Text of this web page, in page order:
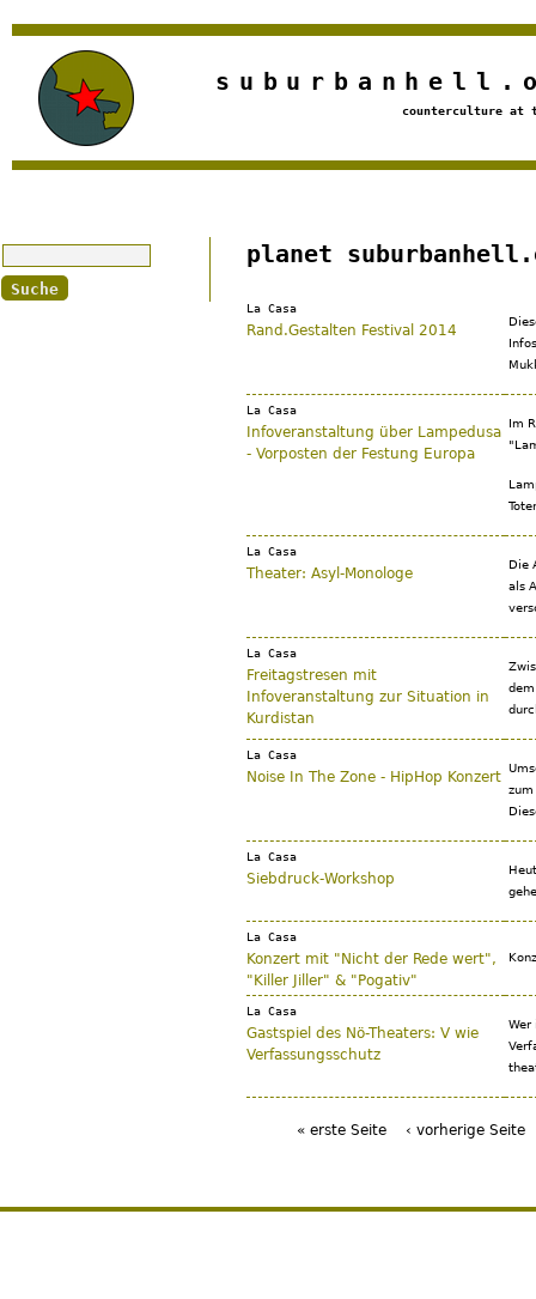
Jump to navigation
counterculture at
planet
La Casa
Rand.Gestalten Festival 2014
La Casa
Infoveranstaltung über Lampedusa
- Vorposten der Festung Europa
Im
La Casa
Theater: Asyl-Monologe
Die
als
La Casa
Freitagstresen mit
Infoveranstaltung zur Situation in
Kurdistan
La Casa
Noise In The Zone - HipHop Konzert
zum
La Casa
Siebdruck-Workshop
La Casa
Konzert mit "Nicht der Rede wert",
"Killer Jiller" & "Pogativ"
La Casa
Gastspiel des Nö-Theaters: V wie
Verfassungsschutz
Wer
« erste Seite ‹ vorherige Seite
Suche